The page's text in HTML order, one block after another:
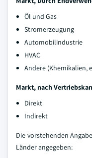
Öl und Gas
Stromerzeugung
Automobilindustrie
HVAC
Andere (Khemikalien,
Markt, nach
Direkt
Indirekt
Die vorstehenden
Länder angegeben: